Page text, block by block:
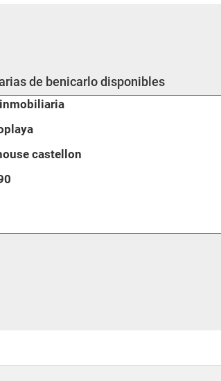
de benicarlo disponibles
castellon